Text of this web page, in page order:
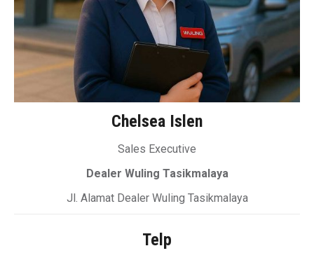
Chelsea Islen
Sales Executive
Dealer Wuling Tasikmalaya
Jl. Alamat Dealer Wuling Tasikmalaya
Telp